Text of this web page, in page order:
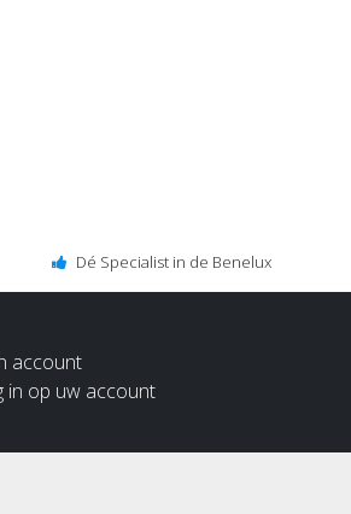
Dé Specialist in de Benelux
account
in op uw account